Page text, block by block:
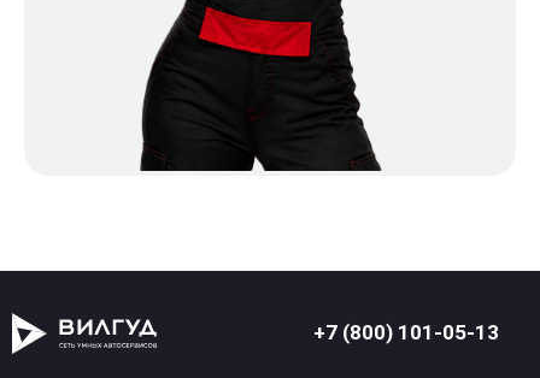
+7 (800) 101-05-13